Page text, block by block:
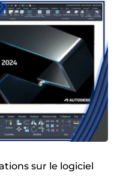
sur le logiciel